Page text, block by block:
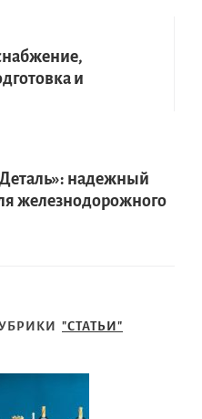
и
надежный
железнодорожного
"СТАТЬИ"